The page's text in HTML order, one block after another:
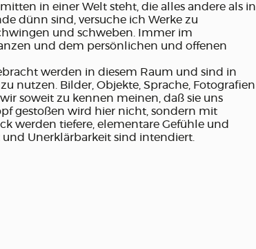
in einer Welt steht, die alles andere als in
dünn sind, versuche ich Werke zu
und schweben. Immer im
und dem persönlichen und offenen
werden in diesem Raum und sind in
nutzen. Bilder, Objekte, Sprache, Fotografien
soweit zu kennen meinen, daß sie uns
gestoßen wird hier nicht, sondern mit
werden tiefere, elementare Gefühle und
Unerklärbarkeit sind intendiert.